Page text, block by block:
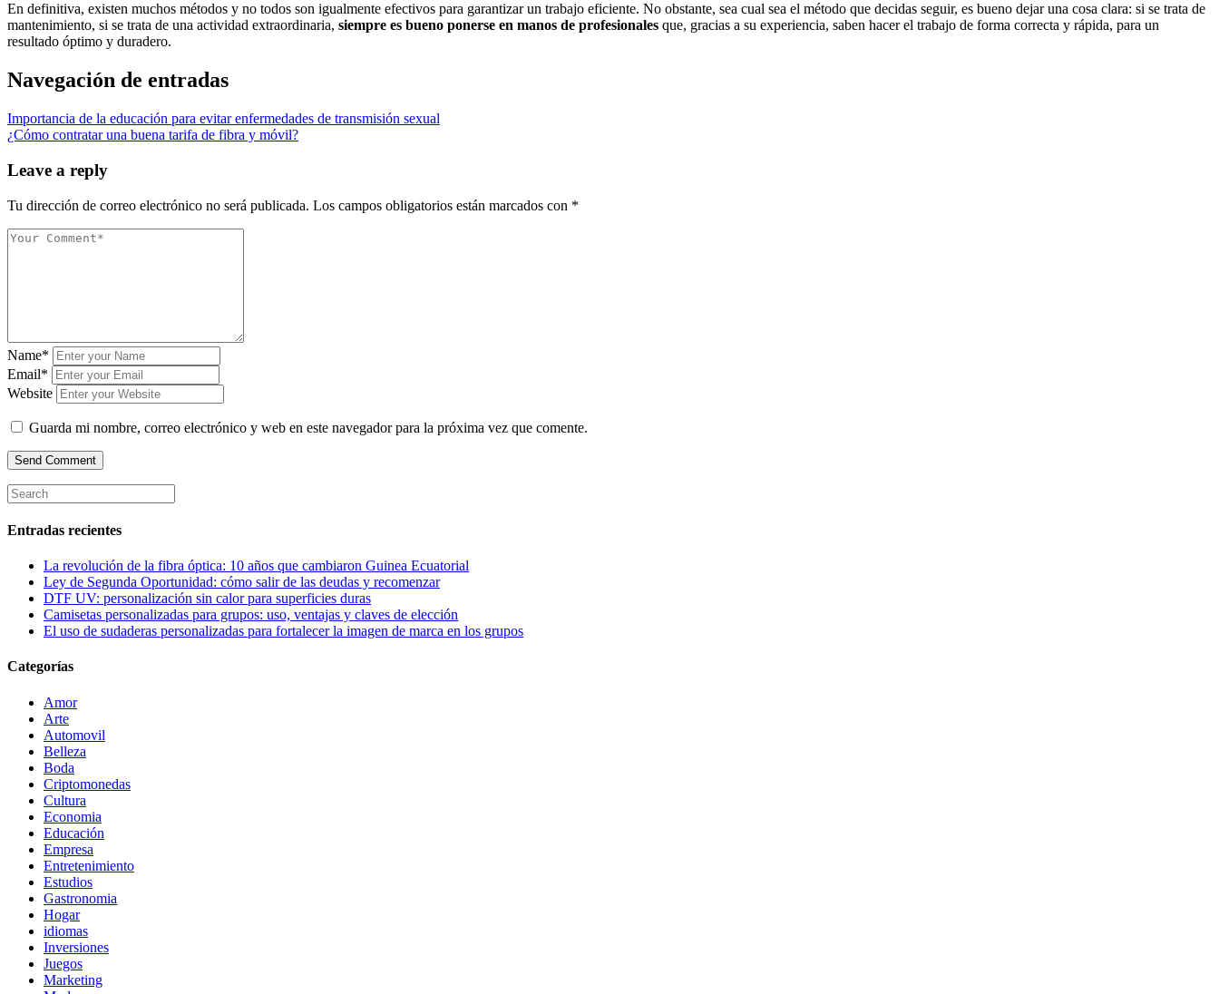
En definitiva, existen muchos métodos y no todos son igualmente efectivos para garantizar un trabajo eficiente. No obstante, sea cual sea el método que decidas seguir, es bueno dejar una cosa clara: si se trata de
mantenimiento, si se trata de una actividad extraordinaria, siempre es bueno ponerse en manos de profesionales que, gracias a su experiencia, saben hacer el trabajo de forma correcta y rápida, para un
resultado óptimo y duradero.
Navegación de entradas
Importancia de la educación para evitar enfermedades de transmisión sexual
¿Cómo contratar una buena tarifa de fibra y móvil?
Leave a reply
Tu dirección de correo electrónico no será publicada. Los campos obligatorios están marcados con *
Name*
Email*
Website
Guarda mi nombre, correo electrónico y web en este navegador para la próxima vez que comente.
Entradas recientes
La revolución de la fibra óptica: 10 años que cambiaron Guinea Ecuatorial
Ley de Segunda Oportunidad: cómo salir de las deudas y recomenzar
DTF UV: personalización sin calor para superficies duras
Camisetas personalizadas para grupos: uso, ventajas y claves de elección
El uso de sudaderas personalizadas para fortalecer la imagen de marca en los grupos
Categorías
Amor
Arte
Automovil
Belleza
Boda
Criptomonedas
Cultura
Economia
Educación
Empresa
Entretenimiento
Estudios
Gastronomia
Hogar
idiomas
Inversiones
Juegos
Marketing